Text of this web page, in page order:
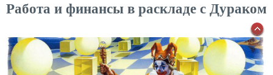
Работа и финансы в раскладе с Дураком